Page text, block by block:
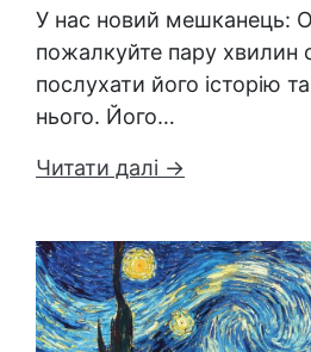
У нас новий мешканець:
пожалкуйте пару хвилин
послухати його історію
нього. Його…
Читати далі →